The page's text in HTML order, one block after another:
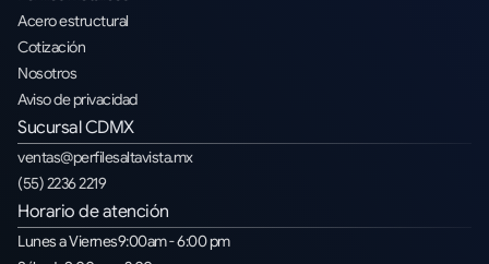
Acero estructural
Cotización
Nosotros
Aviso de privacidad
Sucursal CDMX
ventas@perfilesaltavista.mx
(55) 2236 2219
Horario de atención
Lunes a Viernes9:00am - 6:00 pm